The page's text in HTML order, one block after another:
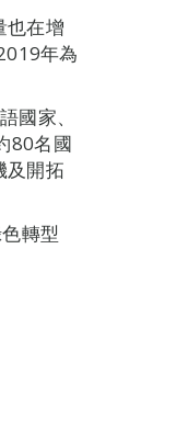
也在增
年為
國家、
80名國
及開拓
轉型